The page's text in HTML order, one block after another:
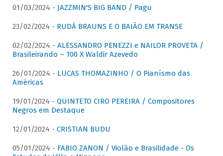
01/03/2024 - JAZZMIN'S BIG BAND / Pagu
23/02/2024 - RUDÁ BRAUNS E O BAIÃO EM TRANSE
02/02/2024 - ALESSANDRO PENEZZI e NAILOR PROVETA /
Brasileirando – 100 X Waldir Azevedo
26/01/2024 - LUCAS THOMAZINHO / O Pianísmo das
Américas
19/01/2024 - QUINTETO CIRO PEREIRA / Compositores
Negros em Destaque
12/01/2024 - CRISTIAN BUDU
05/01/2024 - FABIO ZANON / Violão e Brasilidade - Os